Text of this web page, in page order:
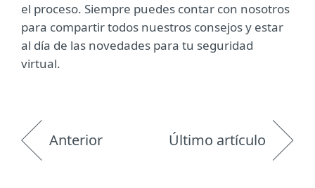
el proceso. Siempre puedes contar con nosotros
para compartir todos nuestros consejos y estar
al día de las novedades para tu seguridad
virtual.
Anterior Último artículo